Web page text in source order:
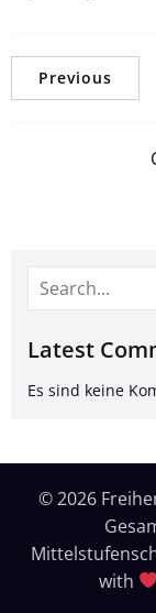
Previous
Latest
Es sind keine
© 2026
with